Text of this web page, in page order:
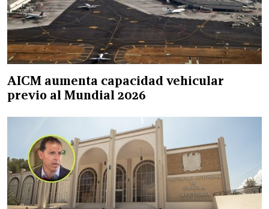
AICM aumenta capacidad vehicular
previo al Mundial 2026